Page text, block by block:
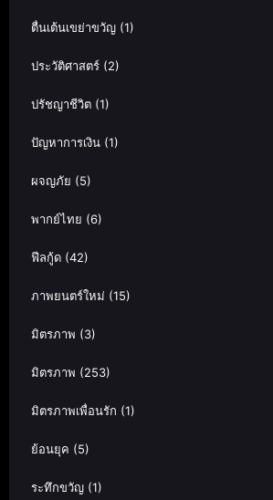
ตื่นเต้นเขย่าขวัญ (1)
ประวัติศาสตร์ (2)
ปรัชญาชีวิต (1)
ปัญหาการเงิน (1)
ผจญภัย (5)
พากย์ไทย (6)
ฟีลกู้ด (42)
ภาพยนตร์ใหม่ (15)
มิตรภาพ (3)
มิตรภาพ (253)
มิตรภาพเพื่อนรัก (1)
ย้อนยุค (5)
ระทึกขวัญ (1)